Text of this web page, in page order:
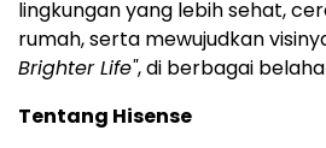
lingkungan yang lebih sehat,
rumah, serta mewujudkan
Brighter Life", di berbagai
Tentang Hisense